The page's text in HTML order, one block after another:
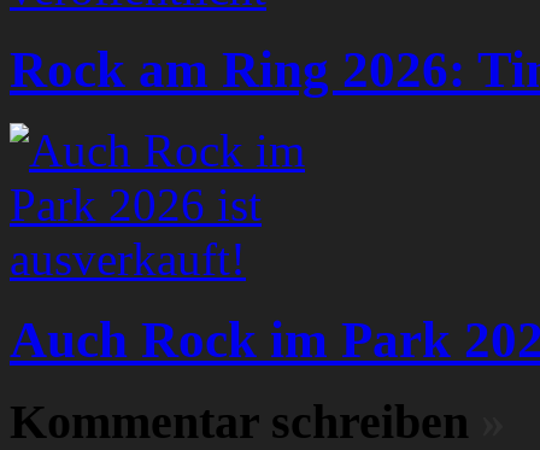
Rock am Ring 2026:
Auch Rock im Park
Kommentar schreiben